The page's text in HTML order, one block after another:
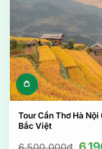
Tour Cần Thơ Hà
Bắc Việt
Giá